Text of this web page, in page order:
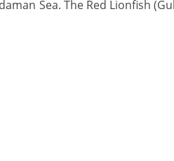
Sea. The Red Lionfish